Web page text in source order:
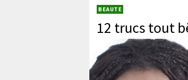
BEAUTE
12 trucs tout